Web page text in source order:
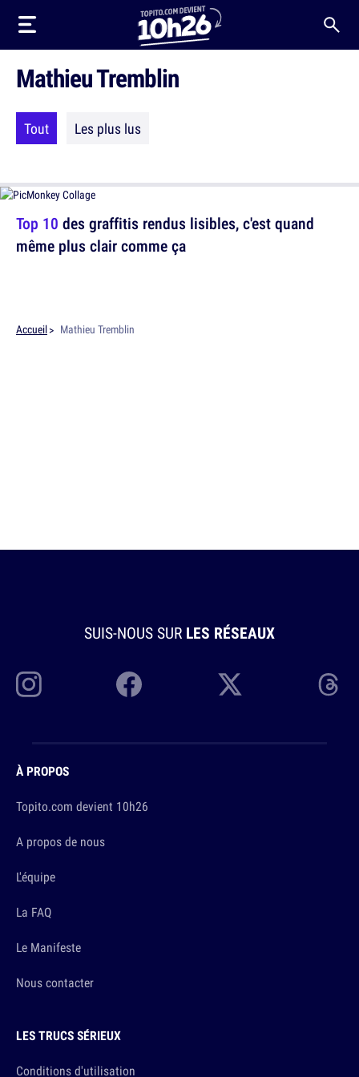
Mathieu Tremblin
Tout Les plus lus
Top 10 des graffitis rendus lisibles, c'est quand
même plus clair comme ça
Accueil Mathieu Tremblin
SUIS-NOUS SUR LES RÉSEAUX
À PROPOS
Topito.com devient 10h26
A propos de nous
L'équipe
La FAQ
Le Manifeste
Nous contacter
LES TRUCS SÉRIEUX
Conditions d'utilisation